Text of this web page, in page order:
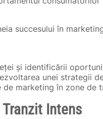
succesului în
și identificării
unei strategii
marketing în zone de
Intens